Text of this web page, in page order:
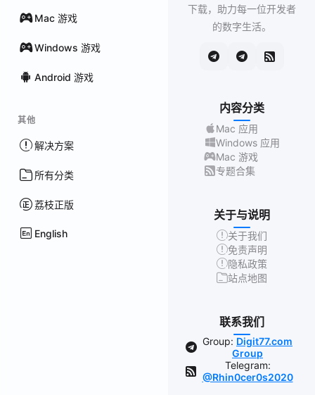
Mac 游戏
Windows 游戏
Android 游戏
其他
解决方案
所有分类
荔枝正版
English
下载，助力每一位开发者
的数字生活。
内容分类
Mac 应用
Windows 应用
Mac 游戏
专题合集
关于与说明
关于我们
免责声明
隐私政策
站点地图
联系我们
Group: Digit77.com
Group
Telegram:
@Rhin0cer0s2020